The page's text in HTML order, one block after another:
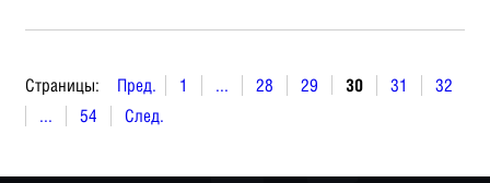
Страницы: Пред. 1 ... 28 29 30 31
32
...
54 След.